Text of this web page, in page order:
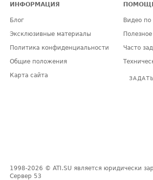
ИНФОРМАЦИЯ
Блог
Эксклюзивные материалы
Политика конфиденциальности
Общие положения
Карта сайта
Видео по
Часто
1998-2026 © ATI.SU является юридически
Сервер 53